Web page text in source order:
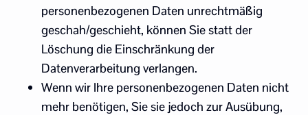
personenbezogenen Daten unrechtmäßig
geschah/geschieht, können Sie statt der
Löschung die Einschränkung der
Datenverarbeitung verlangen.
Wenn wir Ihre personenbezogenen Daten nicht
mehr benötigen, Sie sie jedoch zur Ausübung,